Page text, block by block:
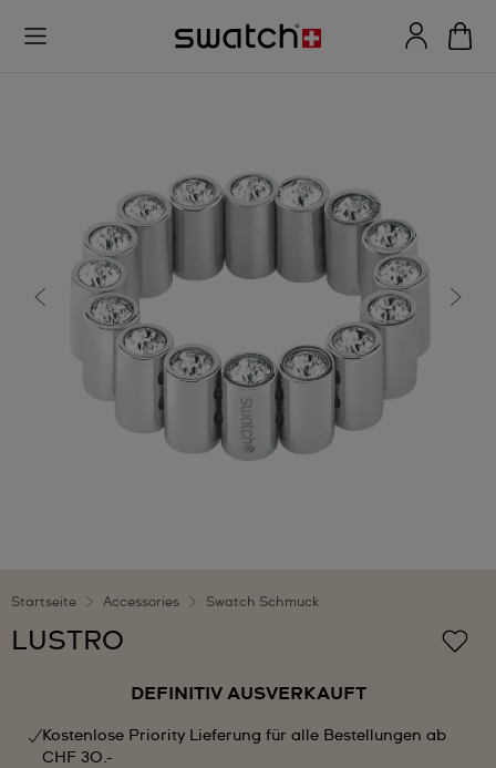
Startseite Accessories Swatch Schmuck
LUSTRO
DEFINITIV AUSVERKAUFT
Kostenlose Priority Lieferung für alle Bestellungen ab
CHF 30.-